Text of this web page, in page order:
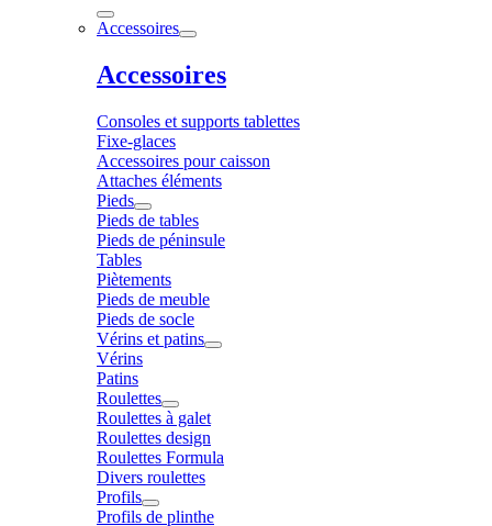
Accessoires
Accessoires
Consoles et supports tablettes
Fixe-glaces
Accessoires pour caisson
Attaches éléments
Pieds
Pieds de tables
Pieds de péninsule
Tables
Piètements
Pieds de meuble
Pieds de socle
Vérins et patins
Vérins
Patins
Roulettes
Roulettes à galet
Roulettes design
Roulettes Formula
Divers roulettes
Profils
Profils de plinthe